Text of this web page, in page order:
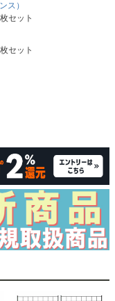
ス）
セット
セット